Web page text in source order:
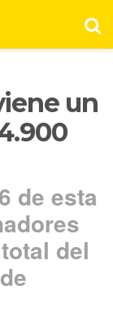
un
de esta
del